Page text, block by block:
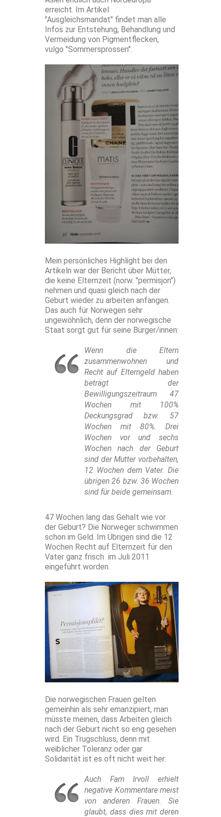
erreicht. Im Artikel
"Ausgleichsmandat" findet man alle
Infos zur Entstehung, Behandlung und
Vermeidung von Pigmentflecken,
vulgo "Sommersprossen".
Mein persönliches Highlight bei den
Artikeln war der Bericht über Mütter,
die keine Elternzeit (norw. "permisjon")
nehmen und quasi gleich nach der
Geburt wieder zu arbeiten anfangen.
Das auch für Norwegen sehr
ungewöhnlich, denn der norwegische
Staat sorgt gut für seine Bürger/innen:
Wenn die Eltern
zusammenwohnen und
Recht auf Elterngeld haben
beträgt der
Bewilligungszeitraum 47
Wochen mit 100%
Deckungsgrad bzw. 57
Wochen mit 80%. Drei
Wochen vor und sechs
Wochen nach der Geburt
sind der Mutter vorbehalten,
12 Wochen dem Vater. Die
übrigen 26 bzw. 36 Wochen
sind für beide gemeinsam.
47 Wochen lang das Gehalt wie vor
der Geburt? Die Norweger schwimmen
schon im Geld. Im Übrigen sind die 12
Wochen Recht auf Elternzeit für den
Vater ganz frisch im Juli 2011
eingeführt worden.
Die norwegischen Frauen gelten
gemeinhin als sehr emanzipiert, man
müsste meinen, dass Arbeiten gleich
nach der Geburt nicht so eng gesehen
wird. Ein Trugschluss, denn mit
weiblicher Toleranz oder gar
Solidarität ist es oft nicht weit her:
Auch Fam Irvoll erhielt
negative Kommentare meist
von anderen Frauen. Sie
glaubt, dass dies mit deren